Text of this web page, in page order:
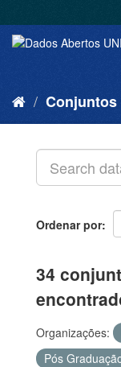
Conjuntos
Ordenar por
34
Organizações:
Pós